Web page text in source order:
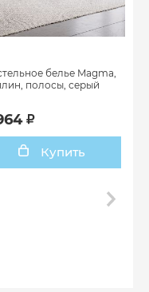
белье Magma,
полосы, серый
Купить